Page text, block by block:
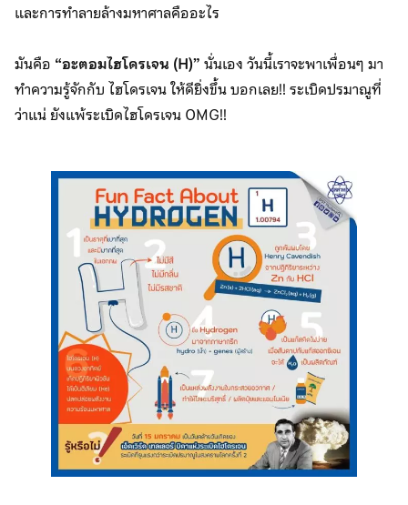
และการทำลายล้างมหาศาลคืออะไร
มันคือ “อะตอมไฮโดรเจน (H)”นั่นเอง วันนี้เราจะพาเพื่อนๆ มา
ทำความรู้จักกับ ไฮโดรเจน ให้ดียิ่งขึ้น บอกเลย!! ระเบิดปรมาณูที่
ว่าแน่ ยังแพ้ระเบิดไฮโดรเจน OMG!!